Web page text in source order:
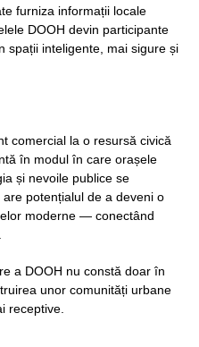
furniza informații locale
DOOH devin participante
spații inteligente, mai sigure și
comercial la o resursă civică
în modul în care orașele
și nevoile publice se
potențialul de a deveni o
moderne — conectând
a DOOH nu constă doar în
unor comunități urbane
receptive.